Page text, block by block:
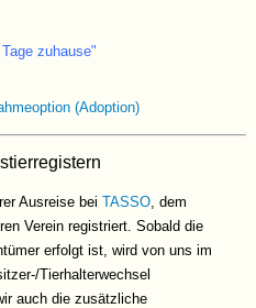
zuhause"
(Adoption)
Ausreise beiTASSO, dem
Verein registriert. Sobald die
erfolgt ist, wird von uns im
Tierhalterwechsel
auch die zusätzliche